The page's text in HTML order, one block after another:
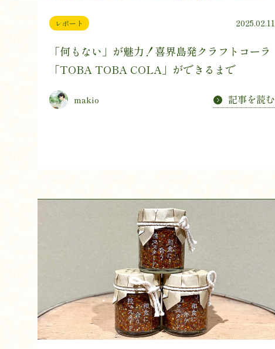
レポート 2025.02.11
「何もない」が魅力！喜界島発クラフトコーラ
「TOBA TOBA COLA」ができるまで
makio 記事を読む